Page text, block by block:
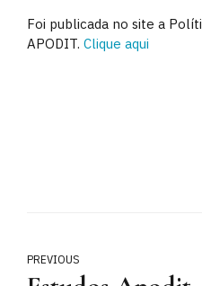
Foi publicada no site a
APODIT. Clique aqui
PREVIOUS